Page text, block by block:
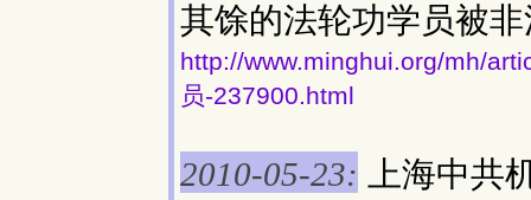
其馀的法轮功学员被
http://www.minghui.org/mh/
员-237900.html
2010-05-23: 上海中共